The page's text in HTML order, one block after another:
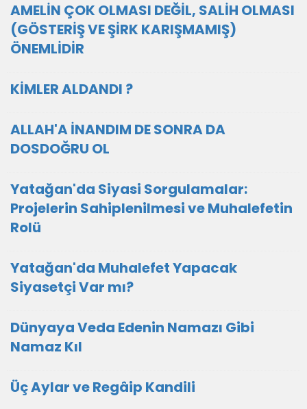
AMELİN ÇOK OLMASI DEĞİL, SALİH OLMASI
(GÖSTERİŞ VE ŞİRK KARIŞMAMIŞ)
ÖNEMLİDİR
KİMLER ALDANDI ?
ALLAH'A İNANDIM DE SONRA DA
DOSDOĞRU OL
Yatağan'da Siyasi Sorgulamalar:
Projelerin Sahiplenilmesi ve Muhalefetin
Rolü
Yatağan'da Muhalefet Yapacak
Siyasetçi Var mı?
Dünyaya Veda Edenin Namazı Gibi
Namaz Kıl
Üç Aylar ve Regâip Kandili